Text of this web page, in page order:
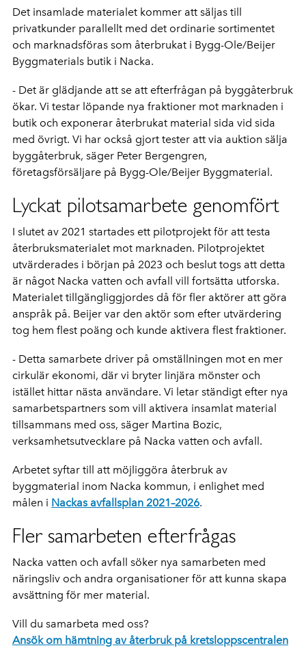
Det insamlade materialet kommer att säljas till
privatkunder parallellt med det ordinarie sortimentet
och marknadsföras som återbrukat i Bygg-Ole/Beijer
Byggmaterials butik i Nacka.
- Det är glädjande att se att efterfrågan på byggåterbruk
ökar. Vi testar löpande nya fraktioner mot marknaden i
butik och exponerar återbrukat material sida vid sida
med övrigt. Vi har också gjort tester att via auktion sälja
byggåterbruk, säger Peter Bergengren,
företagsförsäljare på Bygg-Ole/Beijer Byggmaterial.
Lyckat pilotsamarbete genomfört
I slutet av 2021 startades ett pilotprojekt för att testa
återbruksmaterialet mot marknaden. Pilotprojektet
utvärderades i början på 2023 och beslut togs att detta
är något Nacka vatten och avfall vill fortsätta utforska.
Materialet tillgängliggjordes då för fler aktörer att göra
anspråk på. Beijer var den aktör som efter utvärdering
tog hem flest poäng och kunde aktivera flest fraktioner.
- Detta samarbete driver på omställningen mot en mer
cirkulär ekonomi, där vi bryter linjära mönster och
istället hittar nästa användare. Vi letar ständigt efter nya
samarbetspartners som vill aktivera insamlat material
tillsammans med oss, säger Martina Bozic,
verksamhetsutvecklare på Nacka vatten och avfall.
Arbetet syftar till att möjliggöra återbruk av
byggmaterial inom Nacka kommun, i enlighet med
målen i Nackas avfallsplan 2021–2026.
Fler samarbeten efterfrågas
Nacka vatten och avfall söker nya samarbeten med
näringsliv och andra organisationer för att kunna skapa
avsättning för mer material.
Vill du samarbeta med oss?
Ansök om hämtning av återbruk på kretsloppscentralen